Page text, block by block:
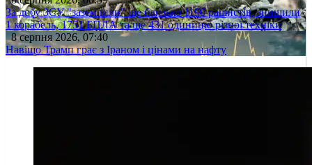
За добу ЗСУ "заземлили" ще близько 1190 рашистів, знищили
1 корабель, 1751 БПЛА та ще 431 одиницю різної техніки
8 серпня 2026, 07:40
Навіщо Трамп грає з Іраном і цінами на нафту